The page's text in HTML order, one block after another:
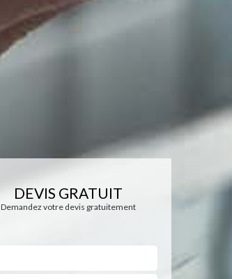
DEVIS GRATUIT
Demandez votre devis gratuitement